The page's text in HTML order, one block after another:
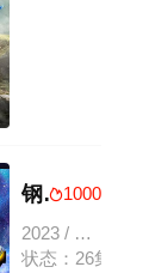
1000
钢铁飞龙4捕梦奇兵
2023 / 大陆 / 动画,少儿,国产动漫
状态：26集全